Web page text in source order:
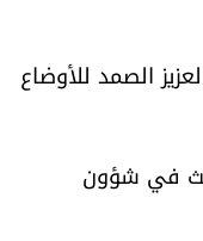
الصمد للأوضاع
في شؤون